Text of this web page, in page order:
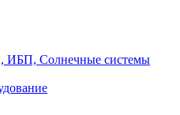
ИБП, Солнечные системы